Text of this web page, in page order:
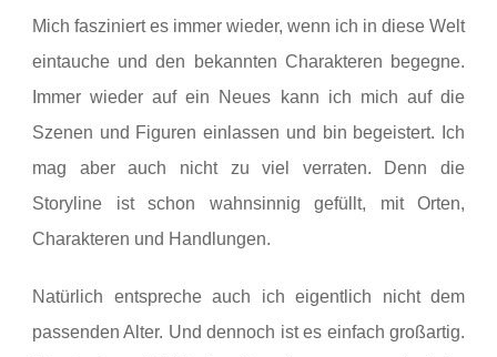
Mich fasziniert es immer wieder, wenn ich in diese Welt
eintauche und den bekannten Charakteren begegne.
Immer wieder auf ein Neues kann ich mich auf die
Szenen und Figuren einlassen und bin begeistert. Ich
mag aber auch nicht zu viel verraten. Denn die
Storyline ist schon wahnsinnig gefüllt, mit Orten,
Charakteren und Handlungen.
Natürlich entspreche auch ich eigentlich nicht dem
passenden Alter. Und dennoch ist es einfach großartig.